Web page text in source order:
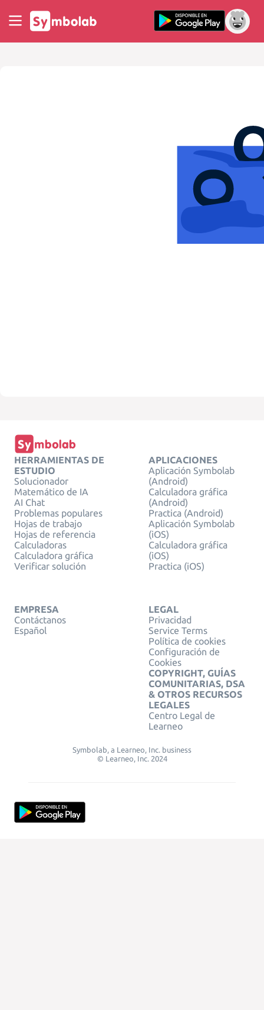
HERRAMIENTAS DE
ESTUDIO
Solucionador
Matemático de IA
AI Chat
Problemas populares
Hojas de trabajo
Hojas de referencia
Calculadoras
Calculadora gráfica
Verificar solución
APLICACIONES
Aplicación Symbolab
(Android)
Calculadora gráfica
(Android)
Practica (Android)
Aplicación Symbolab
(iOS)
Calculadora gráfica
(iOS)
Practica (iOS)
EMPRESA
Contáctanos
Español
LEGAL
Privacidad
Service Terms
Política de cookies
Configuración de
Cookies
COPYRIGHT, GUÍAS
COMUNITARIAS, DSA
& OTROS RECURSOS
LEGALES
Centro Legal de
Learneo
Symbolab, a Learneo, Inc. business
© Learneo, Inc. 2024